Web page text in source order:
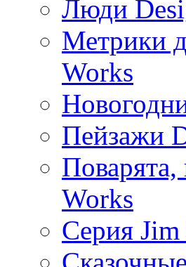
Люди
Метрики
Works
Пейзажи
Works
Серия